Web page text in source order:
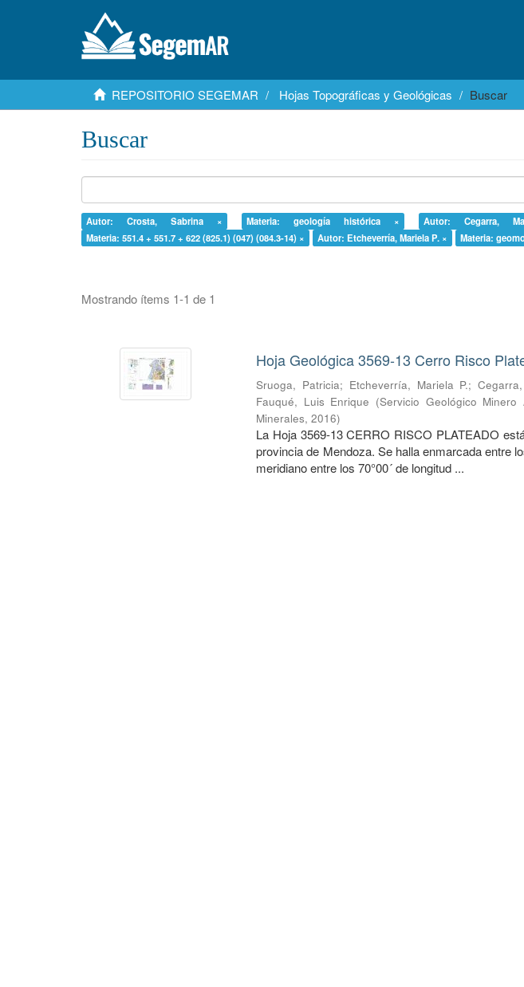
REPOSITORIO SEGEMAR Hojas Topográficas y Geológicas Buscar
Buscar
Autor: Crosta, Sabrina × Materia: geología histórica × Autor: Cegarra,
Materia: 551.4 + 551.7 + 622 (825.1) (047) (084.3-14) ×
Autor: Etcheverría, Mariela P. × Materia:
Mostrando ítems 1-1 de 1
Hoja Geológica 3569-13 Cerro Risco
Sruoga, Patricia; Etcheverría, Mariela P.;
Fauqué, Luis Enrique (Servicio Geológico
Minerales,2016)
La Hoja 3569-13 CERRO RISCO PLATEADO
provincia de Mendoza. Se halla enmarcada entre
meridiano entre los 70°00´ de longitud ...